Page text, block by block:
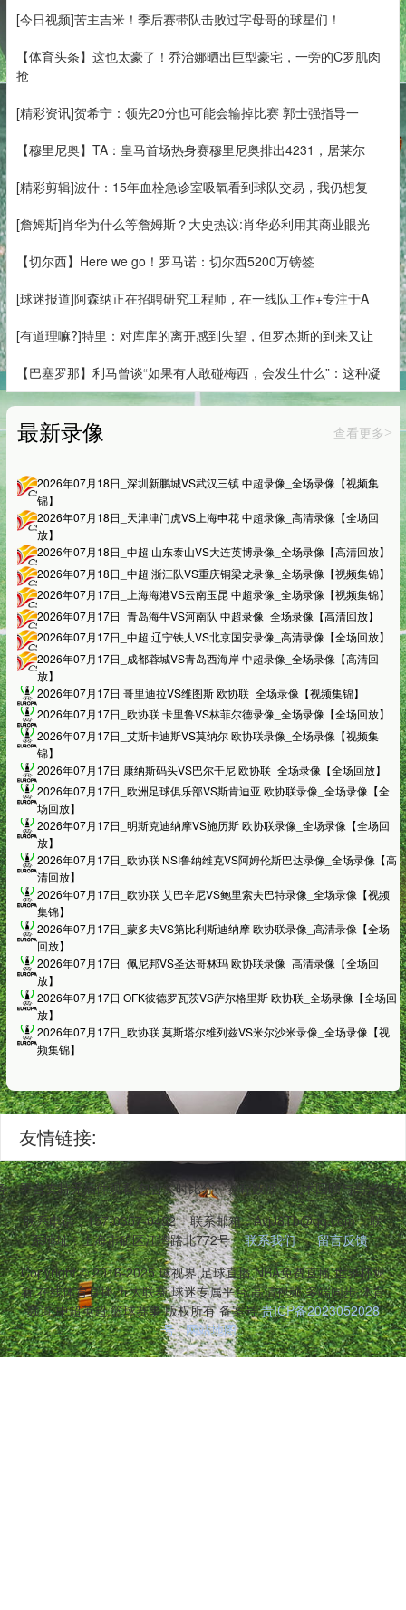
[今日视频]苦主吉米！季后赛带队击败过字母哥的球星们！
【体育头条】这也太豪了！乔治娜晒出巨型豪宅，一旁的C罗肌肉
抢
[精彩资讯]贺希宁：领先20分也可能会输掉比赛 郭士强指导一
【穆里尼奥】TA：皇马首场热身赛穆里尼奥排出4231，居莱尔
[精彩剪辑]波什：15年血栓急诊室吸氧看到球队交易，我仍想复
[詹姆斯]肖华为什么等詹姆斯？大史热议:肖华必利用其商业眼光
【切尔西】Here we go！罗马诺：切尔西5200万镑签
[球迷报道]阿森纳正在招聘研究工程师，在一线队工作+专注于A
[有道理嘛?]特里：对库库的离开感到失望，但罗杰斯的到来又让
【巴塞罗那】利马曾谈“如果有人敢碰梅西，会发生什么”：这种凝
最新录像 查看更多>
2026年07月18日_深圳新鹏城VS武汉三镇 中超录像_全场录像【视频集
锦】
2026年07月18日_天津津门虎VS上海申花 中超录像_高清录像【全场回
放】
2026年07月18日_中超 山东泰山VS大连英博录像_全场录像【高清回放】
2026年07月18日_中超 浙江队VS重庆铜梁龙录像_全场录像【视频集锦】
2026年07月17日_上海海港VS云南玉昆 中超录像_全场录像【视频集锦】
2026年07月17日_青岛海牛VS河南队 中超录像_全场录像【高清回放】
2026年07月17日_中超 辽宁铁人VS北京国安录像_高清录像【全场回放】
2026年07月17日_成都蓉城VS青岛西海岸 中超录像_全场录像【高清回
放】
2026年07月17日 哥里迪拉VS维图斯 欧协联_全场录像【视频集锦】
2026年07月17日_欧协联 卡里鲁VS林菲尔德录像_全场录像【全场回放】
2026年07月17日_艾斯卡迪斯VS莫纳尔 欧协联录像_全场录像【视频集
锦】
2026年07月17日 康纳斯码头VS巴尔干尼 欧协联_全场录像【全场回放】
2026年07月17日_欧洲足球俱乐部VS斯肯迪亚 欧协联录像_全场录像【全
场回放】
2026年07月17日_明斯克迪纳摩VS施历斯 欧协联录像_全场录像【全场回
放】
2026年07月17日_欧协联 NSI鲁纳维克VS阿姆伦斯巴达录像_全场录像【高
清回放】
2026年07月17日_欧协联 艾巴辛尼VS鲍里索夫巴特录像_全场录像【视频
集锦】
2026年07月17日_蒙多夫VS第比利斯迪纳摩 欧协联录像_高清录像【全场
回放】
2026年07月17日_佩尼邦VS圣达哥林玛 欧协联录像_高清录像【全场回
放】
2026年07月17日 OFK彼德罗瓦茨VS萨尔格里斯 欧协联_全场录像【全场回
放】
2026年07月17日_欧协联 莫斯塔尔维列兹VS米尔沙米录像_全场录像【视
频集锦】
友情链接:
平台支持无插件观看,包含实时比分、赛程数据、战术回顾与高光
联系电话：157-0357-0452
联系邮箱：AvjJ8Tb@qq.com
联
系地址：上海市矿区江湾路北772号
联系我们
留言反馈
Copyright © 2016-2025 球视界,足球直播,NBA免费直播,世界杯观
看,在线体育直播,五大联赛,球迷专属平台,高清视频,多端同步,体育
频道,中超英超,篮球赛事 版权所有 备案号:贵ICP备2023052028
号 网站地图